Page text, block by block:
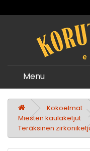
Menu
Kokoelmat
Miesten kaulaketjut
Teräksinen